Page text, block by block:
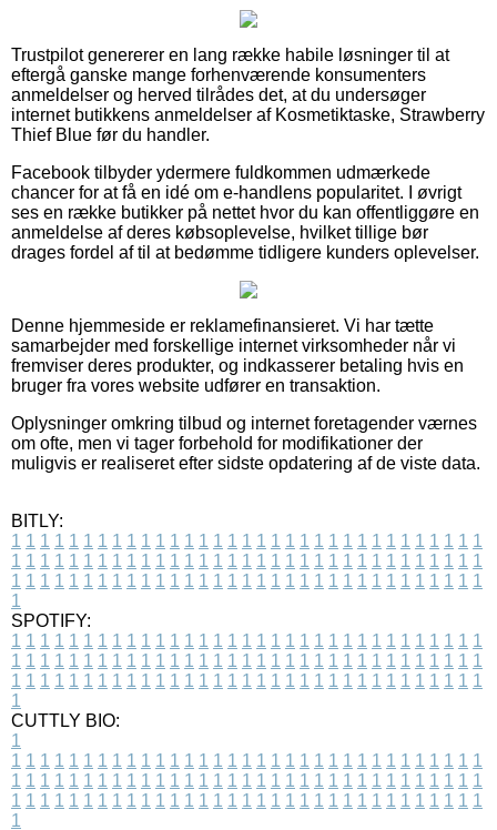
Trustpilot genererer en lang række habile løsninger til at
eftergå ganske mange forhenværende konsumenters
anmeldelser og herved tilrådes det, at du undersøger
internet butikkens anmeldelser af Kosmetiktaske, Strawberry
Thief Blue før du handler.
Facebook tilbyder ydermere fuldkommen udmærkede
chancer for at få en idé om e-handlens popularitet. I øvrigt
ses en række butikker på nettet hvor du kan offentliggøre en
anmeldelse af deres købsoplevelse, hvilket tillige bør
drages fordel af til at bedømme tidligere kunders oplevelser.
Denne hjemmeside er reklamefinansieret. Vi har tætte
samarbejder med forskellige internet virksomheder når vi
fremviser deres produkter, og indkasserer betaling hvis en
bruger fra vores website udfører en transaktion.
Oplysninger omkring tilbud og internet foretagender værnes
om ofte, men vi tager forbehold for modifikationer der
muligvis er realiseret efter sidste opdatering af de viste data.
BITLY:
1 1 1 1 1 1 1 1 1 1 1 1 1 1 1 1 1 1 1 1 1 1 1 1 1 1 1 1 1 1 1 1 1
1 1 1 1 1 1 1 1 1 1 1 1 1 1 1 1 1 1 1 1 1 1 1 1 1 1 1 1 1 1 1 1 1
1 1 1 1 1 1 1 1 1 1 1 1 1 1 1 1 1 1 1 1 1 1 1 1 1 1 1 1 1 1 1 1 1
1
SPOTIFY:
1 1 1 1 1 1 1 1 1 1 1 1 1 1 1 1 1 1 1 1 1 1 1 1 1 1 1 1 1 1 1 1 1
1 1 1 1 1 1 1 1 1 1 1 1 1 1 1 1 1 1 1 1 1 1 1 1 1 1 1 1 1 1 1 1 1
1 1 1 1 1 1 1 1 1 1 1 1 1 1 1 1 1 1 1 1 1 1 1 1 1 1 1 1 1 1 1 1 1
1
CUTTLY BIO:
1
1 1 1 1 1 1 1 1 1 1 1 1 1 1 1 1 1 1 1 1 1 1 1 1 1 1 1 1 1 1 1 1 1
1 1 1 1 1 1 1 1 1 1 1 1 1 1 1 1 1 1 1 1 1 1 1 1 1 1 1 1 1 1 1 1 1
1 1 1 1 1 1 1 1 1 1 1 1 1 1 1 1 1 1 1 1 1 1 1 1 1 1 1 1 1 1 1 1 1
1